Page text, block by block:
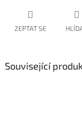
ZEPTAT SE
Související